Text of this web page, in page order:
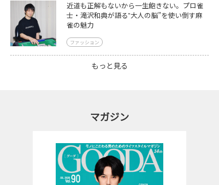
近道も正解もないから一生飽きない。プロ雀
士・滝沢和典が語る‟大人の脳”を使い倒す麻
雀の魅力
ファッション
もっと見る
マガジン